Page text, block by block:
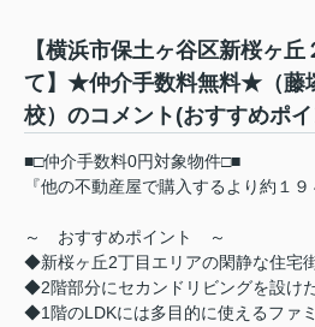
【横浜市保土ヶ谷区新桜ヶ
て】★仲介手数料無料★（藤
校）のコメント(おすすめポ
■□仲介手数料0円対象物件□■
『他の不動産屋で購入するより約１９
～ おすすめポイント ～
◆新桜ヶ丘2丁目エリアの閑静な住宅
◆2階部分にセカンドリビングを設け
◆1階のLDKには多目的に使えるファ